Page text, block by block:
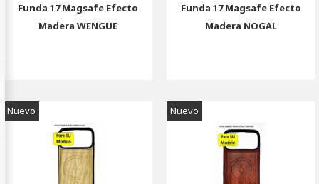
Funda 17 Magsafe Efecto
Madera WENGUE
Funda 17 Magsafe Efecto
Madera NOGAL
Nuevo Nuevo